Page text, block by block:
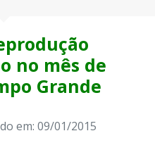
no mês de
Grande
em: 09/01/2015